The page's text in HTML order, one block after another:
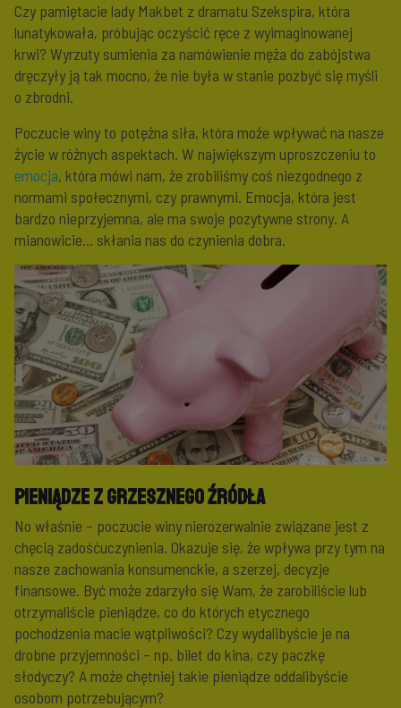
Czy pamiętacie lady Makbet z dramatu Szekspira, która
lunatykowała, próbując oczyścić ręce z wyimaginowanej
krwi? Wyrzuty sumienia za namówienie męża do zabójstwa
dręczyły ją tak mocno, że nie była w stanie pozbyć się myśli
o zbrodni.
Poczucie winy to potężna siła, która może wpływać na nasze
życie w różnych aspektach. W największym uproszczeniu to
emocja, która mówi nam, że zrobiliśmy coś niezgodnego z
normami społecznymi, czy prawnymi. Emocja, która jest
bardzo nieprzyjemna, ale ma swoje pozytywne strony. A
mianowicie… skłania nas do czynienia dobra.
Pieniądze z grzesznego źródła
No właśnie – poczucie winy nierozerwalnie związane jest z
chęcią zadośćuczynienia. Okazuje się, że wpływa przy tym na
nasze zachowania konsumenckie, a szerzej, decyzje
finansowe. Być może zdarzyło się Wam, że zarobiliście lub
otrzymaliście pieniądze, co do których etycznego
pochodzenia macie wątpliwości? Czy wydalibyście je na
drobne przyjemności – np. bilet do kina, czy paczkę
słodyczy? A może chętniej takie pieniądze oddalibyście
osobom potrzebującym?